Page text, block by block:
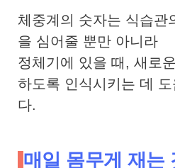
체중계의 숫자는 식습관
을 심어줄 뿐만 아니라
정체기에 있을 때, 새로
하도록 인식시키는 데
다.
매일 몸무게 재는